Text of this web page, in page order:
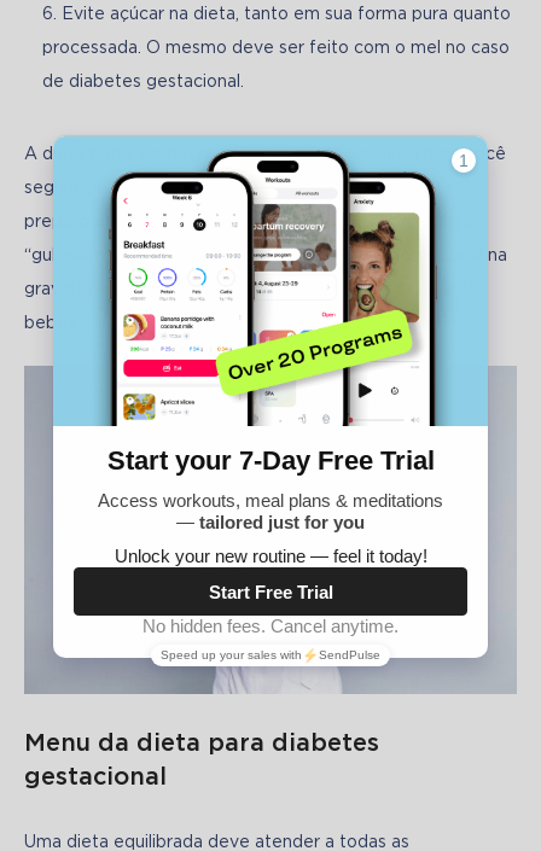
Evite açúcar na dieta, tanto em sua forma pura quanto
processada. O mesmo deve ser feito com o mel no caso
de diabetes gestacional.
A dieta pode ser bastante rigorosa. Se for difícil para você
segui-la, deve-se diversificar o cardápio com modos de
preparo e se permitir raramente pequenas porções de
“guloseimas” (se a situação com o diabetes gestacional na
gravidez não for crítica e não ameaçar sua vida ou a do
bebê).
Menu da dieta para diabetes
gestacional
Uma dieta equilibrada deve atender a todas as